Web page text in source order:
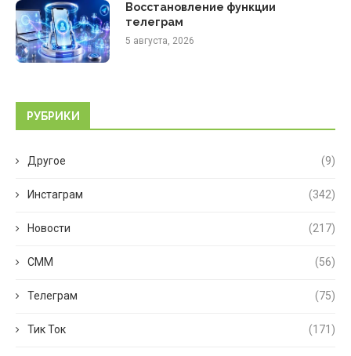
Восстановление функции
телеграм
5 августа, 2026
РУБРИКИ
Другое (9)
Инстаграм (342)
Новости (217)
СММ (56)
Телеграм (75)
Тик Ток (171)